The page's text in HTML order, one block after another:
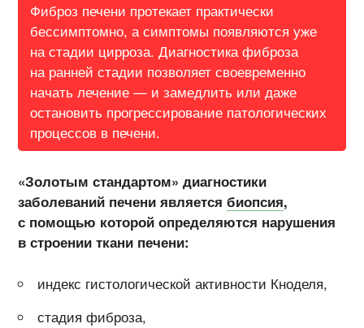
Фиброз печени протекает практически
бессимптомно, а симптомы появляются уже
на стадии цирроза. Диагностика фиброза
на ранней стадии позволяет своевременно
начать лечение — и замедлить или даже
остановить прогрессирование патологических
процессов в печени.
«Золотым стандартом» диагностики
заболеваний печени являетсябиопсия,
с помощью которой определяются нарушения
в строении ткани печени:
индекс гистологической активности Кноделя,
стадия фиброза,